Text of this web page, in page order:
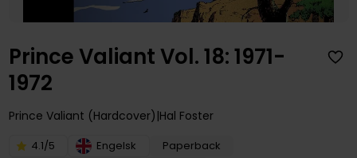
Prince Valiant Vol. 18: 1971-
1972
Prince Valiant (Hardcover) Hal Foster
4.1/5 Engelsk
Paperback